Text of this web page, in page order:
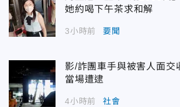
她約喝下午茶求和解
3小時前 要聞
影/詐團車手與被害人面
當場遭逮
4小時前 社會